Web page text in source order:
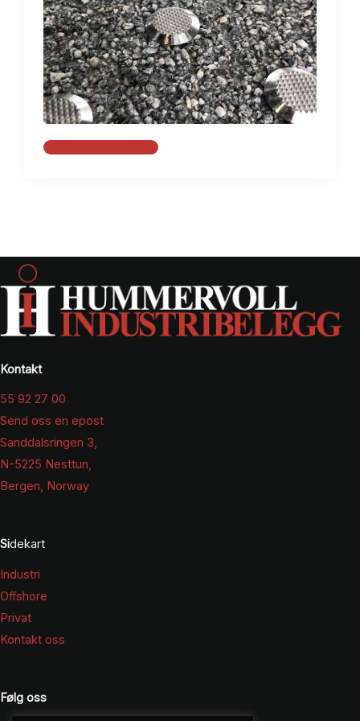
Kontakt
55 92 27 00
Send oss en epost
Sanddalsringen 3,
N-5225 Nesttun,
Bergen, Norway
Sidekart
Industri
Offshore
Privat
Kontakt oss
Følg oss